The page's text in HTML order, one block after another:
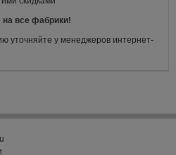
на все фабрики!
уточняйте у менеджеров интернет-